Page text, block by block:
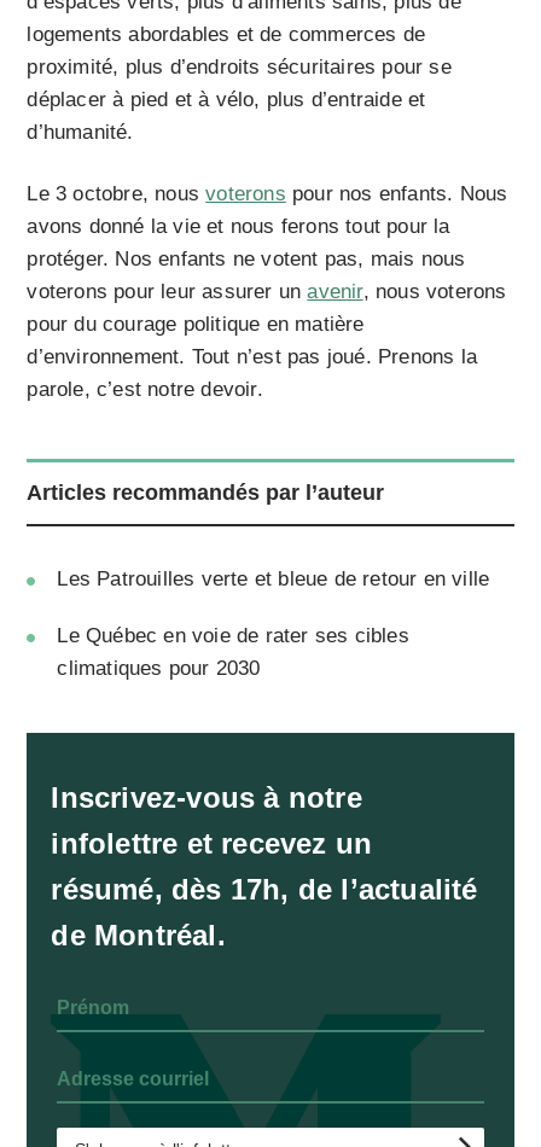
logements abordables et de commerces de
proximité, plus d’endroits sécuritaires pour se
déplacer à pied et à vélo, plus d’entraide et
d’humanité.
Le 3 octobre, nousvoterons pour nos enfants. Nous
avons donné la vie et nous ferons tout pour la
protéger. Nos enfants ne votent pas, mais nous
voterons pour leur assurer unavenir, nous voterons
pour du courage politique en matière
d’environnement. Tout n’est pas joué. Prenons la
parole, c’est notre devoir.
Articles recommandés par l’auteur
Les Patrouilles verte et bleue de retour en ville
Le Québec en voie de rater ses cibles
climatiques pour 2030
Inscrivez-vous à notre
infolettre et recevez un
résumé, dès 17h, de l’actualité
de Montréal.